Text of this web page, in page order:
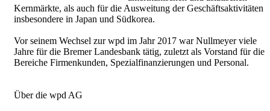
Kernmärkte, als auch für die Ausweitung der Geschäftsaktivitäten
insbesondere in Japan und Südkorea.
Vor seinem Wechsel zur wpd im Jahr 2017 war Nullmeyer viele
Jahre für die Bremer Landesbank tätig, zuletzt als Vorstand für die
Bereiche Firmenkunden, Spezialfinanzierungen und Personal.
Über die wpd AG